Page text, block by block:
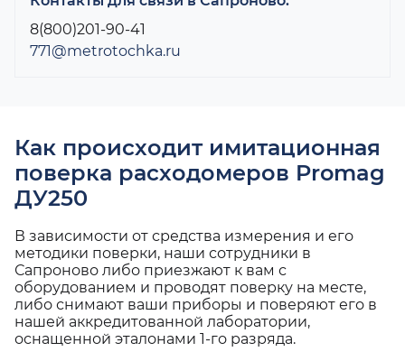
8(800)201-90-41
771@metrotochka.ru
Как происходит имитационная
поверка расходомеров Promag
ДУ250
В зависимости от средства измерения и его
методики поверки, наши сотрудники в
Сапроново либо приезжают к вам с
оборудованием и проводят поверку на месте,
либо снимают ваши приборы и поверяют его в
нашей аккредитованной лаборатории,
оснащенной эталонами 1-го разряда.